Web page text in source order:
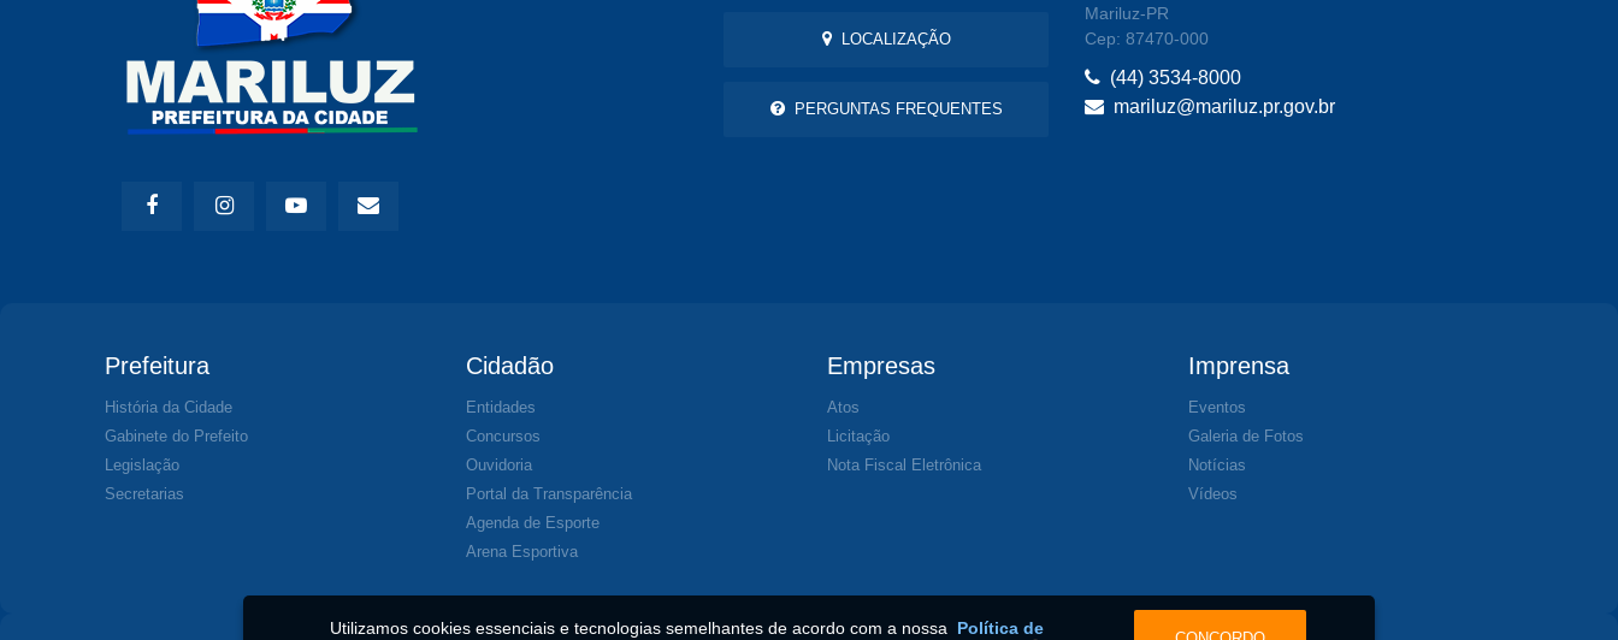
LOCALIZAÇÃO
PERGUNTAS FREQUENTES
Mariluz-PR
Cep: 87470-000
(44) 3534-8000
mariluz@mariluz.pr.gov.br
Prefeitura
História da Cidade
Gabinete do Prefeito
Legislação
Secretarias
Cidadão
Entidades
Concursos
Ouvidoria
Portal da Transparência
Agenda de Esporte
Arena Esportiva
Empresas
Atos
Licitação
Nota Fiscal Eletrônica
Imprensa
Eventos
Galeria de Fotos
Notícias
Vídeos
Utilizamos cookies essenciais e tecnologias semelhantes de acordo com a nossa Política de